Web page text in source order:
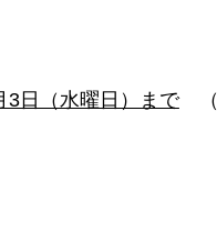
3日（水曜日）まで （